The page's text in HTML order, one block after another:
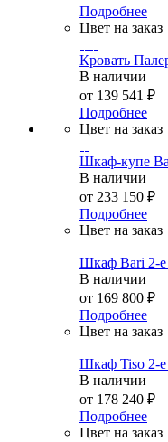
Подробнее
Цвет на заказ
Кровать
В наличии
от 139 541 ₽
Подробнее
Цвет на заказ
Шкаф-купе
В наличии
от 233 150 ₽
Подробнее
Цвет на заказ
Шкаф Bari 2-е
В наличии
от 169 800 ₽
Подробнее
Цвет на заказ
Шкаф Tiso 2-е
В наличии
от 178 240 ₽
Подробнее
Цвет на заказ